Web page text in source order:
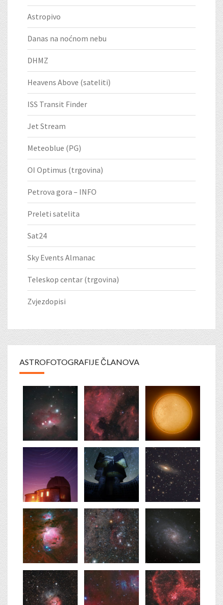
Astropivo
Danas na noćnom nebu
DHMZ
Heavens Above (sateliti)
ISS Transit Finder
Jet Stream
Meteoblue (PG)
OI Optimus (trgovina)
Petrova gora – INFO
Preleti satelita
Sat24
Sky Events Almanac
Teleskop centar (trgovina)
Zvjezdopisi
ASTROFOTOGRAFIJE ČLANOVA